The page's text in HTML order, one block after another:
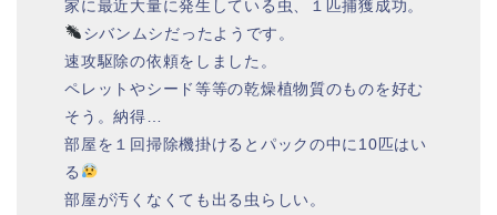
家に最近大量に発生している虫、１匹捕獲成功。
シバンムシだったようです。
速攻駆除の依頼をしました。
ペレットやシード等等の乾燥植物質のものを好む
そう。納得…
部屋を１回掃除機掛けるとパックの中に10匹はい
る
部屋が汚くなくても出る虫らしい。